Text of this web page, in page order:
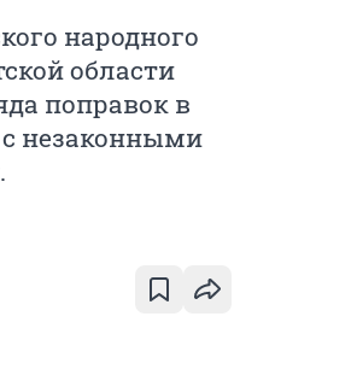
народного
области
поправок в
с незаконными